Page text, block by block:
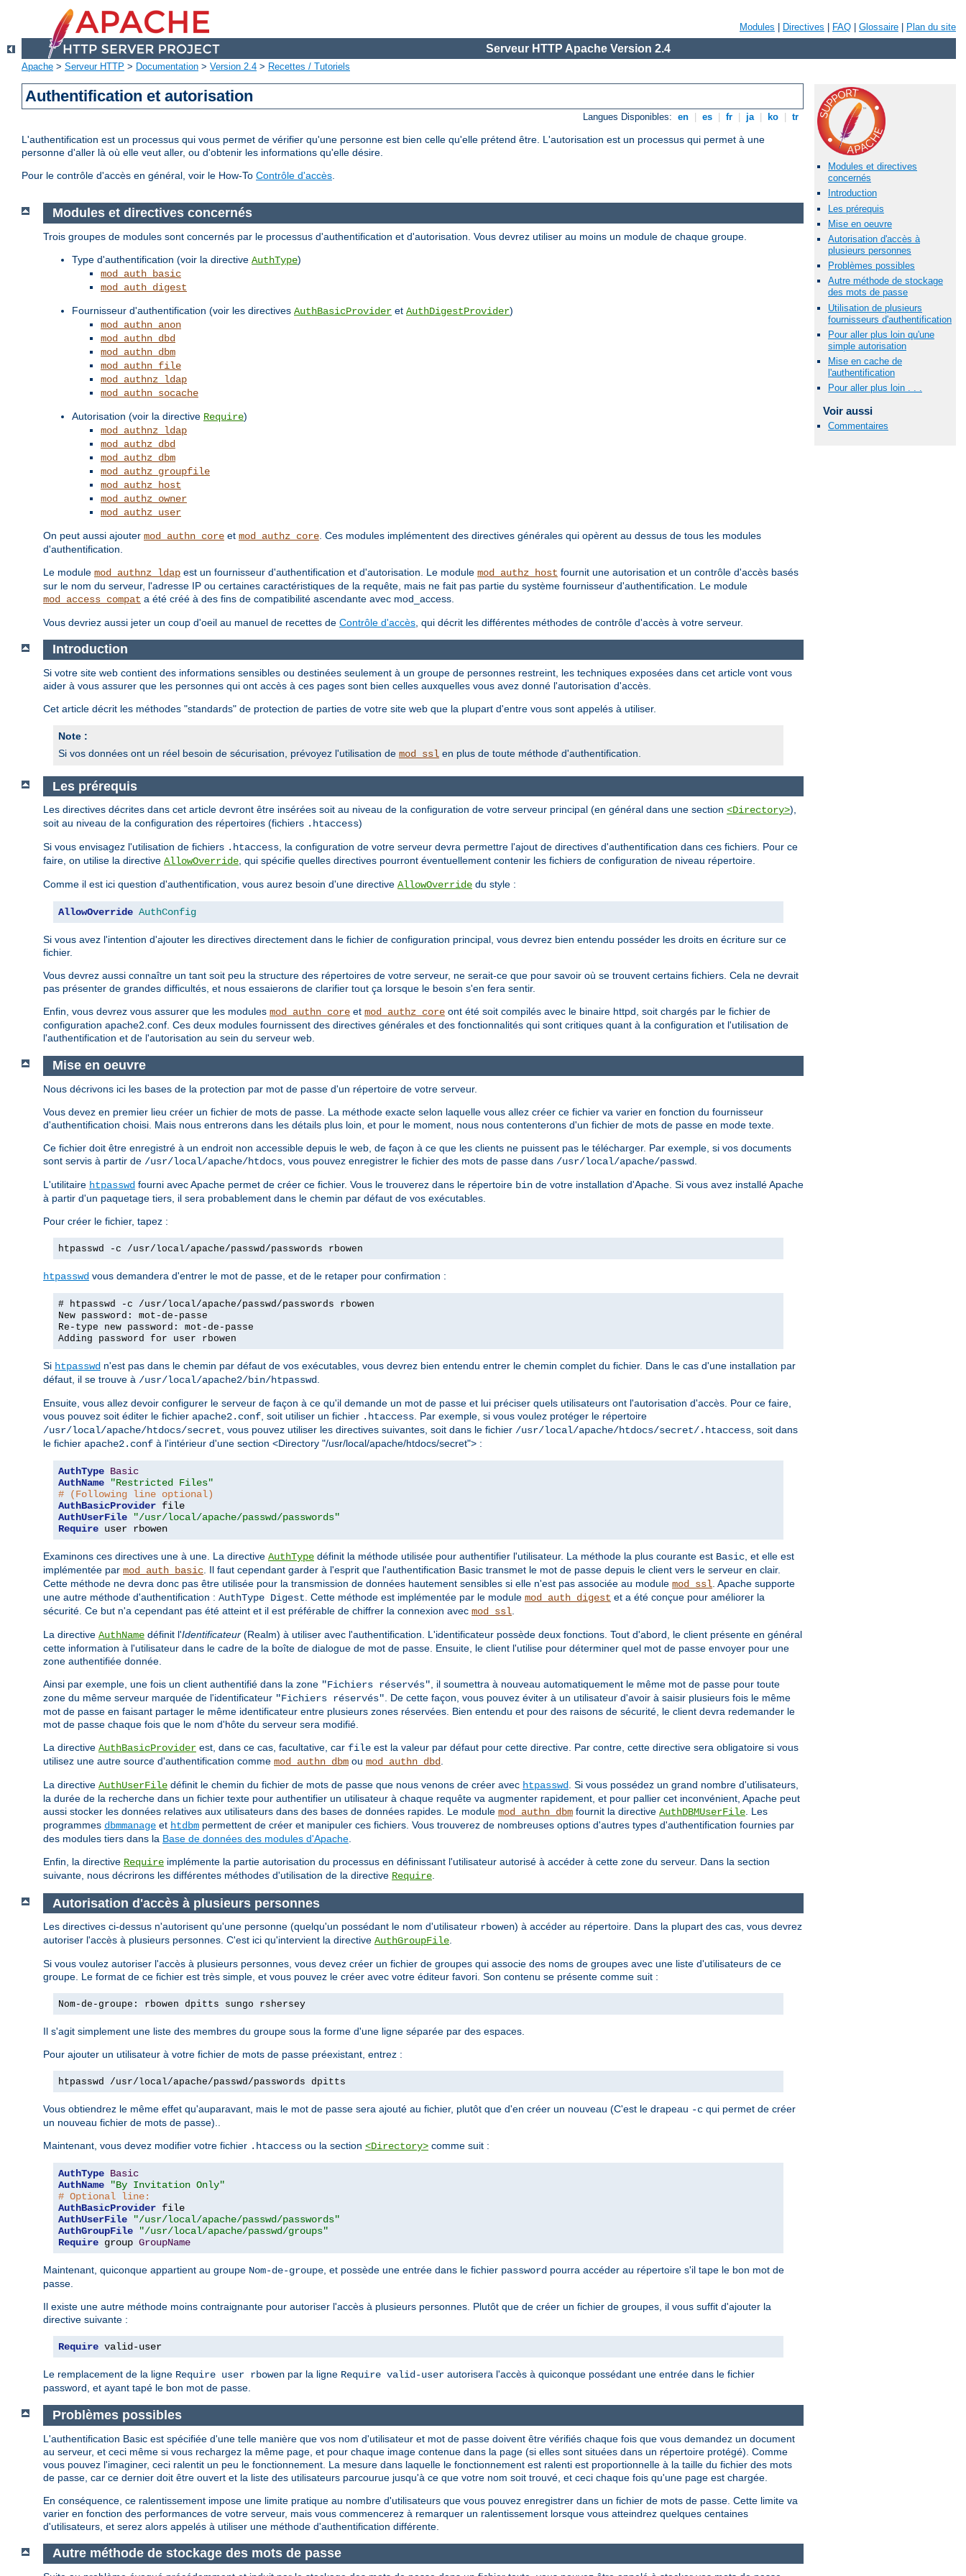
Modules Directives FAQ Glossaire Plan du site
Serveur HTTP Apache Version 2.4
Apache > Serveur HTTP > Documentation > Version 2.4 > Recettes / Tutoriels
Authentification et autorisation
Langues Disponibles: en es fr ja ko tr
L'authentification est un processus qui vous permet de vérifier qu'une personne est bien celle qu'elle prétend être. L'autorisation est un processus qui permet à une
personne d'aller là où elle veut aller, ou d'obtenir les informations qu'elle désire.
Pour le contrôle d'accès en général, voir le How-To Contrôle d'accès.
Modules et directives
concernés
Introduction
Les prérequis
Mise en oeuvre
Autorisation d'accès à
plusieurs personnes
Problèmes possibles
Autre méthode de stockage
des mots de passe
Utilisation de plusieurs
fournisseurs d'authentification
Pour aller plus loin qu'une
simple autorisation
Mise en cache de
l'authentification
Pour aller plus loin . . .
Voir aussi
Commentaires
Modules et directives concernés
Trois groupes de modules sont concernés par le processus d'authentification et d'autorisation. Vous devrez utiliser au moins un module de chaque groupe.
Type d'authentification (voir la directive AuthType)
mod_auth_basic
mod_auth_digest
Fournisseur d'authentification (voir les directives AuthBasicProvider et AuthDigestProvider)
mod_authn_anon
mod_authn_dbd
mod_authn_dbm
mod_authn_file
mod_authnz_ldap
mod_authn_socache
Autorisation (voir la directive Require)
mod_authnz_ldap
mod_authz_dbd
mod_authz_dbm
mod_authz_groupfile
mod_authz_host
mod_authz_owner
mod_authz_user
On peut aussi ajouter mod_authn_core et mod_authz_core . Ces modules implémentent des directives générales qui opèrent au dessus de tous les modules
d'authentification.
Le module mod_authnz_ldap est un fournisseur d'authentification et d'autorisation. Le module mod_authz_host fournit une autorisation et un contrôle d'accès basés
sur le nom du serveur, l'adresse IP ou certaines caractéristiques de la requête, mais ne fait pas partie du système fournisseur d'authentification. Le module
mod_access_compat a été créé à des fins de compatibilité ascendante avec mod_access.
Vous devriez aussi jeter un coup d'oeil au manuel de recettes de Contrôle d'accès , qui décrit les différentes méthodes de contrôle d'accès à votre serveur.
Introduction
Si votre site web contient des informations sensibles ou destinées seulement à un groupe de personnes restreint, les techniques exposées dans cet article vont vous
aider à vous assurer que les personnes qui ont accès à ces pages sont bien celles auxquelles vous avez donné l'autorisation d'accès.
Cet article décrit les méthodes "standards" de protection de parties de votre site web que la plupart d'entre vous sont appelés à utiliser.
Note :
Si vos données ont un réel besoin de sécurisation, prévoyez l'utilisation de mod_ssl en plus de toute méthode d'authentification.
Les prérequis
Les directives décrites dans cet article devront être insérées soit au niveau de la configuration de votre serveur principal (en général dans une section <Directory>),
soit au niveau de la configuration des répertoires (fichiers .htaccess)
Si vous envisagez l'utilisation de fichiers .htaccess, la configuration de votre serveur devra permettre l'ajout de directives d'authentification dans ces fichiers. Pour ce
faire, on utilise la directive AllowOverride, qui spécifie quelles directives pourront éventuellement contenir les fichiers de configuration de niveau répertoire.
Comme il est ici question d'authentification, vous aurez besoin d'une directive AllowOverride du style :
AllowOverride AuthConfig
Si vous avez l'intention d'ajouter les directives directement dans le fichier de configuration principal, vous devrez bien entendu posséder les droits en écriture sur ce
fichier.
Vous devrez aussi connaître un tant soit peu la structure des répertoires de votre serveur, ne serait-ce que pour savoir où se trouvent certains fichiers. Cela ne devrait
pas présenter de grandes difficultés, et nous essaierons de clarifier tout ça lorsque le besoin s'en fera sentir.
Enfin, vous devrez vous assurer que les modules mod_authn_core et mod_authz_core ont été soit compilés avec le binaire httpd, soit chargés par le fichier de
configuration apache2.conf. Ces deux modules fournissent des directives générales et des fonctionnalités qui sont critiques quant à la configuration et l'utilisation de
l'authentification et de l'autorisation au sein du serveur web.
Mise en oeuvre
Nous décrivons ici les bases de la protection par mot de passe d'un répertoire de votre serveur.
Vous devez en premier lieu créer un fichier de mots de passe. La méthode exacte selon laquelle vous allez créer ce fichier va varier en fonction du fournisseur
d'authentification choisi. Mais nous entrerons dans les détails plus loin, et pour le moment, nous nous contenterons d'un fichier de mots de passe en mode texte.
Ce fichier doit être enregistré à un endroit non accessible depuis le web, de façon à ce que les clients ne puissent pas le télécharger. Par exemple, si vos documents
sont servis à partir de /usr/local/apache/htdocs , vous pouvez enregistrer le fichier des mots de passe dans /usr/local/apache/passwd
L'utilitaire htpasswd fourni avec Apache permet de créer ce fichier. Vous le trouverez dans le répertoire bin de votre installation d'Apache. Si vous avez installé Apache
à partir d'un paquetage tiers, il sera probablement dans le chemin par défaut de vos exécutables.
Pour créer le fichier, tapez :
htpasswd -c /usr/local/apache/passwd/passwords rbowen
htpasswd vous demandera d'entrer le mot de passe, et de le retaper pour confirmation :
# htpasswd -c /usr/local/apache/passwd/passwords rbowen
New password: mot-de-passe
Re-type new password: mot-de-passe
Adding password for user rbowen
Si htpasswd n'est pas dans le chemin par défaut de vos exécutables, vous devrez bien entendu entrer le chemin complet du fichier. Dans le cas d'une installation par
défaut, il se trouve à /usr/local/apache2/bin/htpasswd
Ensuite, vous allez devoir configurer le serveur de façon à ce qu'il demande un mot de passe et lui préciser quels utilisateurs ont l'autorisation d'accès. Pour ce faire,
vous pouvez soit éditer le fichier apache2.conf , soit utiliser un fichier .htaccess . Par exemple, si vous voulez protéger le répertoire
/usr/local/apache/htdocs/secret , vous pouvez utiliser les directives suivantes, soit dans le fichier /usr/local/apache/htdocs/secret/.htaccess , soit dans
le fichier apache2.conf à l'intérieur d'une section <Directory "/usr/local/apache/htdocs/secret"> :
AuthType Basic
AuthName
"Restricted Files"
# (Following line optional)
AuthBasicProvider
AuthUserFile
"/usr/local/apache/passwd/passwords"
Require user rbowen
Examinons ces directives une à une. La directive AuthType définit la méthode utilisée pour authentifier l'utilisateur. La méthode la plus courante est Basic , et elle est
implémentée par mod_auth_basic . Il faut cependant garder à l'esprit que l'authentification Basic transmet le mot de passe depuis le client vers le serveur en clair.
Cette méthode ne devra donc pas être utilisée pour la transmission de données hautement sensibles si elle n'est pas associée au module mod_ssl . Apache supporte
une autre méthode d'authentification : AuthType Digest . Cette méthode est implémentée par le module mod_auth_digest et a été conçue pour améliorer la
sécurité. Ce but n'a cependant pas été atteint et il est préférable de chiffrer la connexion avec mod_ssl
La directive AuthName définit l'Identificateur (Realm) à utiliser avec l'authentification. L'identificateur possède deux fonctions. Tout d'abord, le client présente en général
cette information à l'utilisateur dans le cadre de la boîte de dialogue de mot de passe. Ensuite, le client l'utilise pour déterminer quel mot de passe envoyer pour une
zone authentifiée donnée.
Ainsi par exemple, une fois un client authentifié dans la zone "Fichiers réservés" , il soumettra à nouveau automatiquement le même mot de passe pour toute
zone du même serveur marquée de l'identificateur "Fichiers réservés" . De cette façon, vous pouvez éviter à un utilisateur d'avoir à saisir plusieurs fois le même
mot de passe en faisant partager le même identificateur entre plusieurs zones réservées. Bien entendu et pour des raisons de sécurité, le client devra redemander le
mot de passe chaque fois que le nom d'hôte du serveur sera modifié.
La directive AuthBasicProvider est, dans ce cas, facultative, car file est la valeur par défaut pour cette directive. Par contre, cette directive sera obligatoire si vous
utilisez une autre source d'authentification comme mod_authn_dbm ou mod_authn_dbd
La directive AuthUserFile définit le chemin du fichier de mots de passe que nous venons de créer avec htpasswd
. Si vous possédez un grand nombre d'utilisateurs,
la durée de la recherche dans un fichier texte pour authentifier un utilisateur à chaque requête va augmenter rapidement, et pour pallier cet inconvénient, Apache peut
aussi stocker les données relatives aux utilisateurs dans des bases de données rapides. Le module mod_authn_dbm fournit la directive AuthDBMUserFile . Les
programmes dbmmanage et htdbm permettent de créer et manipuler ces fichiers. Vous trouverez de nombreuses options d'autres types d'authentification fournies par
des modules tiers dans la Base de données des modules d'Apache
Enfin, la directive Require implémente la partie autorisation du processus en définissant l'utilisateur autorisé à accéder à cette zone du serveur. Dans la section
suivante, nous décrirons les différentes méthodes d'utilisation de la directive Require
Autorisation d'accès à plusieurs personnes
Les directives ci-dessus n'autorisent qu'une personne (quelqu'un possédant le nom d'utilisateur rbowen) à accéder au répertoire. Dans la plupart des cas, vous devrez
autoriser l'accès à plusieurs personnes. C'est ici qu'intervient la directive AuthGroupFile.
Si vous voulez autoriser l'accès à plusieurs personnes, vous devez créer un fichier de groupes qui associe des noms de groupes avec une liste d'utilisateurs de ce
groupe. Le format de ce fichier est très simple, et vous pouvez le créer avec votre éditeur favori. Son contenu se présente comme suit :
Nom-de-groupe: rbowen dpitts sungo rshersey
Il s'agit simplement une liste des membres du groupe sous la forme d'une ligne séparée par des espaces.
Pour ajouter un utilisateur à votre fichier de mots de passe préexistant, entrez :
htpasswd /usr/local/apache/passwd/passwords dpitts
Vous obtiendrez le même effet qu'auparavant, mais le mot de passe sera ajouté au fichier, plutôt que d'en créer un nouveau (C'est le drapeau -c qui permet de créer
un nouveau fichier de mots de passe)..
Maintenant, vous devez modifier votre fichier .htaccess ou la section <Directory> comme suit :
AuthType Basic
AuthName
"By Invitation Only"
# Optional line:
AuthBasicProvider
AuthUserFile
"/usr/local/apache/passwd/passwords"
AuthGroupFile
"/usr/local/apache/passwd/groups"
Require group GroupName
Maintenant, quiconque appartient au groupe Nom-de-groupe, et possède une entrée dans le fichier password pourra accéder au répertoire s'il tape le bon mot de
passe.
Il existe une autre méthode moins contraignante pour autoriser l'accès à plusieurs personnes. Plutôt que de créer un fichier de groupes, il vous suffit d'ajouter la
directive suivante :
Require valid-user
Le remplacement de la ligne Require user rbowen par la ligne Require valid-user autorisera l'accès à quiconque possédant une entrée dans le fichier
password, et ayant tapé le bon mot de passe.
Problèmes possibles
L'authentification Basic est spécifiée d'une telle manière que vos nom d'utilisateur et mot de passe doivent être vérifiés chaque fois que vous demandez un document
au serveur, et ceci même si vous rechargez la même page, et pour chaque image contenue dans la page (si elles sont situées dans un répertoire protégé). Comme
vous pouvez l'imaginer, ceci ralentit un peu le fonctionnement. La mesure dans laquelle le fonctionnement est ralenti est proportionnelle à la taille du fichier des mots
de passe, car ce dernier doit être ouvert et la liste des utilisateurs parcourue jusqu'à ce que votre nom soit trouvé, et ceci chaque fois qu'une page est chargée.
En conséquence, ce ralentissement impose une limite pratique au nombre d'utilisateurs que vous pouvez enregistrer dans un fichier de mots de passe. Cette limite va
varier en fonction des performances de votre serveur, mais vous commencerez à remarquer un ralentissement lorsque vous atteindrez quelques centaines
d'utilisateurs, et serez alors appelés à utiliser une méthode d'authentification différente.
Autre méthode de stockage des mots de passe